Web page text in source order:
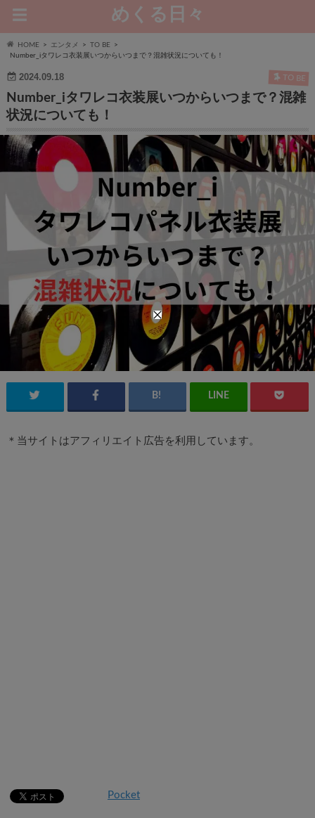
めくる日々
HOME エンタメ
TO BE
Number_iタワレコ衣装展いつからいつまで？混雑状況についても！
2024.09.18 TO BE
Number_iタワレコ衣装展いつからいつまで？混雑
状況についても！
＊当サイトはアフィリエイト広告を利用しています。
Pocket